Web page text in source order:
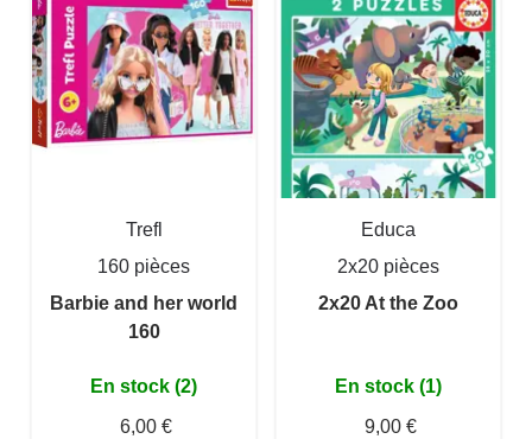
Trefl
160 pièces
Barbie and her world
160
En stock (2)
6,00 €
Educa
2x20 pièces
2x20 At the Zoo
En stock (1)
9,00 €